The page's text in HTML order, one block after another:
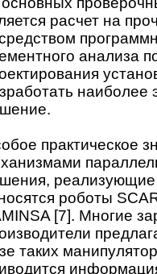
расчет на
анализа
наиболее
практическое
роботы
[7]. Многие
таких